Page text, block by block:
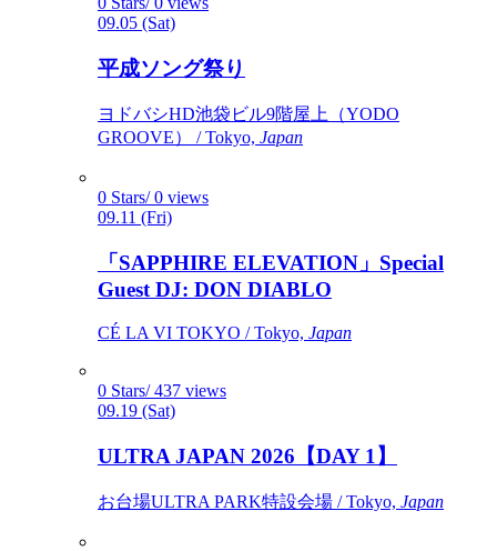
09.05 (Sat)
平成ソング祭り
ヨドバシHD池袋ビル9階屋上（YODO
GROOVE） / Tokyo, Japan
0 Stars/ 0 views
09.11 (Fri)
「SAPPHIRE ELEVATION」Special
Guest DJ: DON DIABLO
CÉ LA VI TOKYO / Tokyo, Japan
0 Stars/ 437 views
09.19 (Sat)
ULTRA JAPAN 2026【DAY 1】
お台場ULTRA PARK特設会場 / Tokyo, Japan